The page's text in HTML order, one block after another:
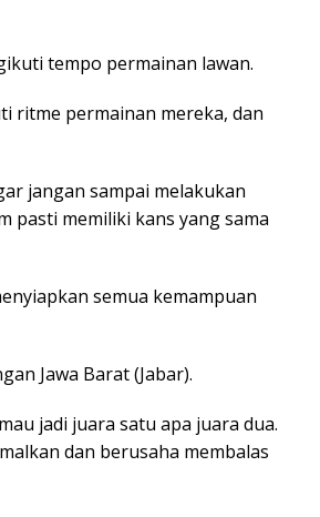
tempo permainan lawan.
ritme permainan mereka, dan
jangan sampai melakukan
pasti memiliki kans yang sama
semua kemampuan
Jawa Barat (Jabar).
jadi juara satu apa juara dua.
dan berusaha membalas